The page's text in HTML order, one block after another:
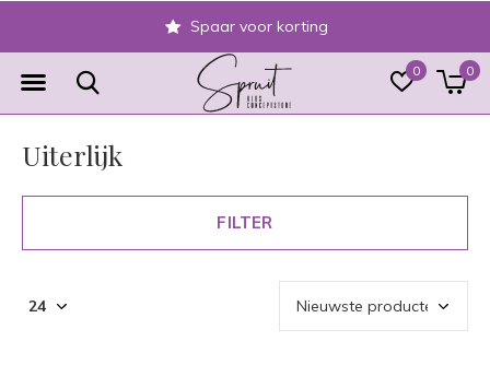
0 0
Veilig achteraf betalen
Uiterlijk
FILTER